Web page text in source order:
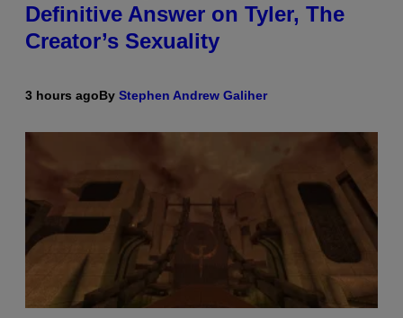
Definitive Answer on Tyler, The
Creator’s Sexuality
3 hours agoBy Stephen Andrew Galiher